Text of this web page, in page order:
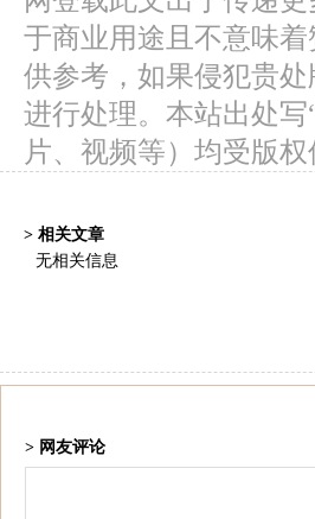
于商业用途且不意味
供参考，如果侵犯贵
进行处理。本站出处
片、视频等）均受版
> 相关文章
无相关信息
> 网友评论